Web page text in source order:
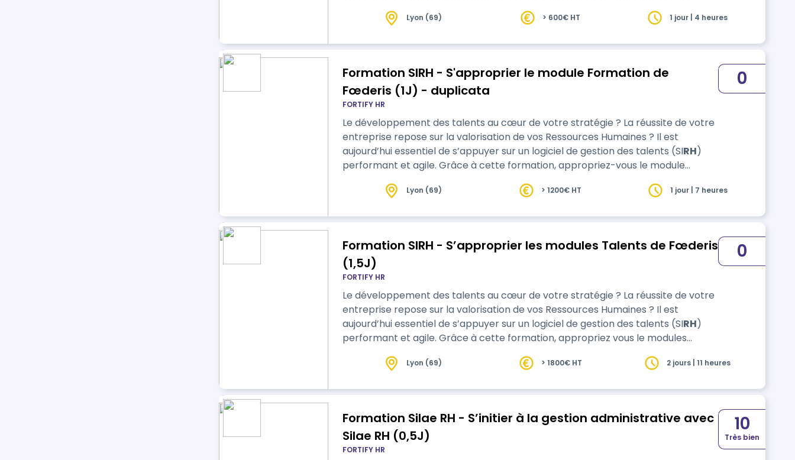
démonstratives afin de favoriser les apprentissages. L’alternance d’apports
Lyon (69) > 600€ HT 1 jour | 4 heures
Formation SIRH - S'approprier le module Formation de
Fœderis (1J) - duplicata
FORTIFY HR
Le développement des talents au cœur de votre stratégie ? La réussite de votre
entreprise repose sur la valorisation de vos Ressources Humaines ? Il est
aujourd’hui essentiel de s’appuyer sur un logiciel de gestion des talents (SIRH)
performant et agile. Grâce à cette formation, appropriez-vous le module
démonstratives afin de favoriser les apprentissages. L’alternance d’apports
0
Lyon (69) > 1200€ HT 1 jour | 7 heures
Formation SIRH - S’approprier les modules Talents de Fœderis
(1,5J)
FORTIFY HR
Le développement des talents au cœur de votre stratégie ? La réussite de votre
entreprise repose sur la valorisation de vos Ressources Humaines ? Il est
aujourd’hui essentiel de s’appuyer sur un logiciel de gestion des talents (SIRH)
performant et agile. Grâce à cette formation, appropriez vous le modules
démonstratives afin de favoriser les apprentissages. L’alternance d’apports
0
Lyon (69) > 1800€ HT 2 jours | 11 heures
Formation Silae RH - S’initier à la gestion administrative avec
Silae RH (0,5J)
FORTIFY HR
10
Très bien